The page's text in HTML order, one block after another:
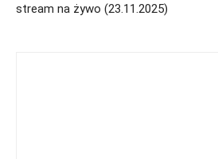
stream na żywo (23.11.2025)